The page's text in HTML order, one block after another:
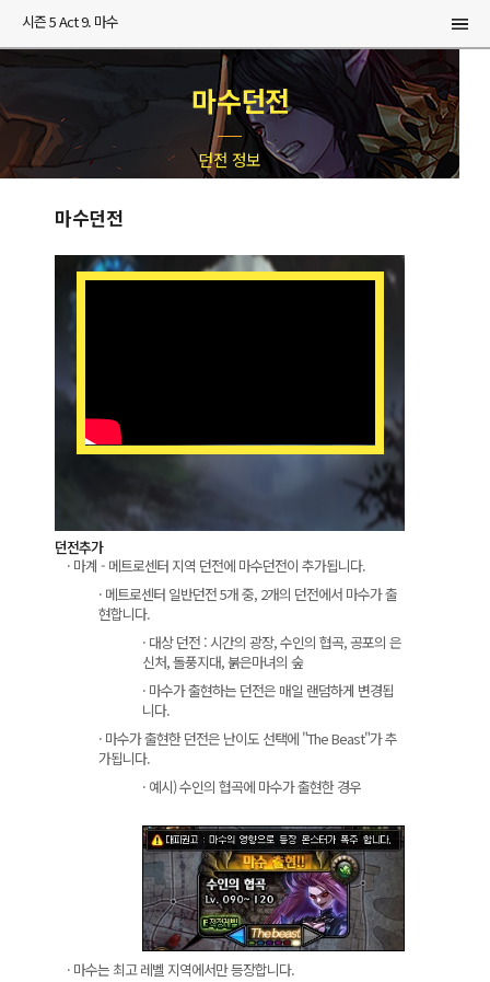
시즌 5 Act 9. 마수
마수던전
던전 정보
마수던전
던전추가
· 마계 - 메트로센터 지역 던전에 마수던전이 추가됩니다.
· 메트로센터 일반던전 5개 중, 2개의 던전에서 마수가 출
현합니다.
· 대상 던전 : 시간의 광장, 수인의 협곡, 공포의 은
신처, 돌풍지대, 붉은마녀의 숲
· 마수가 출현하는 던전은 매일 랜덤하게 변경됩
니다.
· 마수가 출현한 던전은 난이도 선택에 "The Beast"가 추
가됩니다.
· 예시) 수인의 협곡에 마수가 출현한 경우
· 마수는 최고 레벨 지역에서만 등장합니다.